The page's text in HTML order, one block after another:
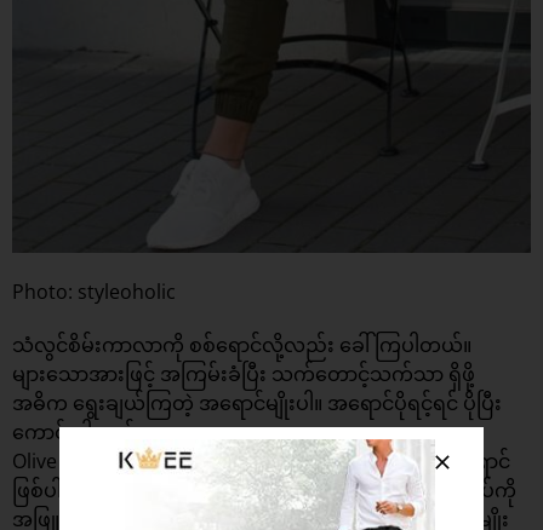
Photo: styleoholic
သံလွင်စိမ်းကာလာကို စစ်ရောင်လို့လည်း ခေါ်ကြပါတယ်။
များသောအားဖြင့် အကြမ်းခံပြီး သက်တောင့်သက်သာ ရှိဖို့
အဓိက ရွေးချယ်ကြတဲ့ အရောင်မျိုးပါ။ အရောင်ပိုရင့်ရင် ပိုပြီး
ကောင်းပါတယ်။
Olive Green Chino ဟာ အဖြူနဲ့ တွဲဝတ်ဖို့ ကောင်းတဲ့ အရောင်
ဖြစ်ပါတယ်။ Casual ဖြစ်အောင် နေကာမျက်မှန်တပ်ပြီး ဖိနပ်ကို
အဖြူရောင် Sneaker နဲ့ တွဲဝတ်သင့်ပါတယ်။ Smart စတိုင်မျိုး